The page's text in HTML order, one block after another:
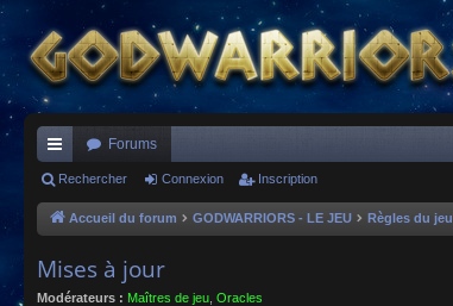
ac
co
Forums
Rechercher Connexion Inscription
Accueil du forum GODWARRIORS - LE JEU Règles du jeu
Mises à jour
Modérateurs : Maîtres de jeu Oracles